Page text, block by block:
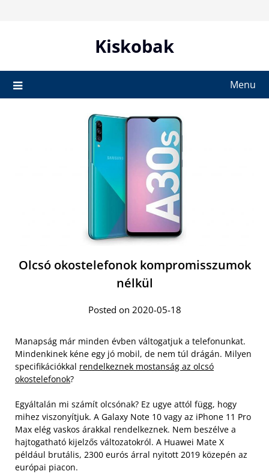
Kiskobak
Menu
Olcsó okostelefonok kompromisszumok
nélkül
Posted on 2020-05-18
Manapság már minden évben váltogatjuk a telefonunkat.
Mindenkinek kéne egy jó mobil, de nem túl drágán. Milyen
specifikációkkal rendelkeznek mostanság az olcsó
okostelefonok?
Egyáltalán mi számít olcsónak? Ez ugye attól függ, hogy
mihez viszonyítjuk. A Galaxy Note 10 vagy az iPhone 11 Pro
Max elég vaskos árakkal rendelkeznek. Nem beszélve a
hajtogatható kijelzős változatokról. A Huawei Mate X
például brutális, 2300 eurós árral nyitott 2019 közepén az
európai piacon.